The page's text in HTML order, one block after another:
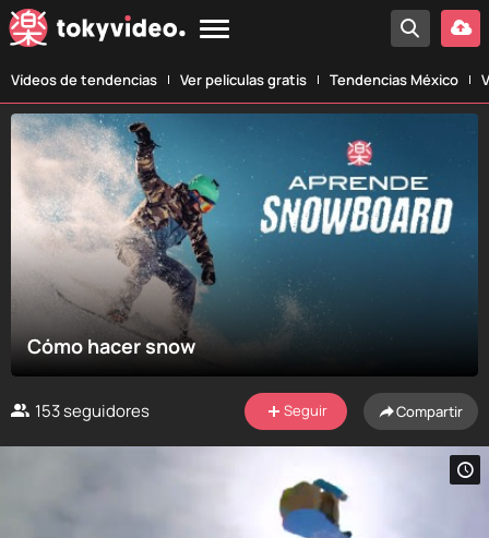
Vídeos de tendencias Ver películas gratis Tendencias México
Cómo hacer snow
153seguidores Seguir Compartir